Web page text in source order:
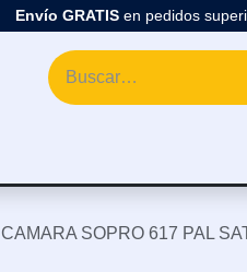
Envío GRATIS en pedidos
CAMARA SOPRO 617 PAL